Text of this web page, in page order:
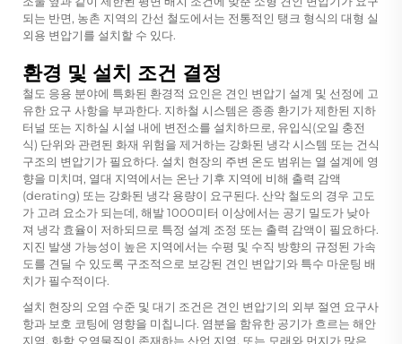
되는 반면, 농촌 지역의 간선 철도에서는 전통적인 탱크 형식의 대형 실
외용 변압기를 설치할 수 있다.
환경 및 설치 조건 결정
철도 응용 분야에 특화된 환경적 요인은 견인 변압기 설계 및 선정에 고
유한 요구 사항을 부과한다. 지하철 시스템은 종종 환기가 제한된 지하
터널 또는 지하실 시설 내에 변전소를 설치하므로, 유입식(오일 충전
식) 단위와 관련된 화재 위험을 제거하는 강화된 냉각 시스템 또는 건식
구조의 변압기가 필요하다. 설치 현장의 주변 온도 범위는 열 설계에 영
향을 미치며, 열대 지역에서는 온난 기후 지역에 비해 출력 감액
(derating) 또는 강화된 냉각 용량이 요구된다. 산악 철도의 경우 고도
가 고려 요소가 되는데, 해발 1000미터 이상에서는 공기 밀도가 낮아
져 냉각 효율이 저하되므로 특정 설계 조정 또는 출력 감액이 필요하다.
지진 발생 가능성이 높은 지역에서는 수평 및 수직 방향의 규정된 가속
도를 견딜 수 있도록 구조적으로 보강된 견인 변압기와 특수 마운팅 배
치가 필수적이다.
설치 현장의 오염 수준 및 대기 조건은 견인 변압기의 외부 절연 요구사
항과 보호 코팅에 영향을 미칩니다. 염분을 함유한 공기가 흐르는 해안
지역, 화학 오염물질이 존재하는 산업 지역, 또는 모래와 먼지가 많은